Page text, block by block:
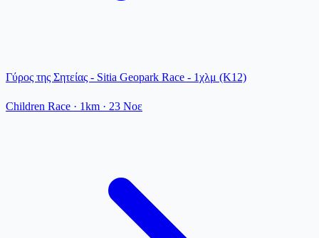
Γύρος της Σητείας - Sitia Geopark Race - 1χλμ (Κ12)
Children Race · 1km · 23 Νοε